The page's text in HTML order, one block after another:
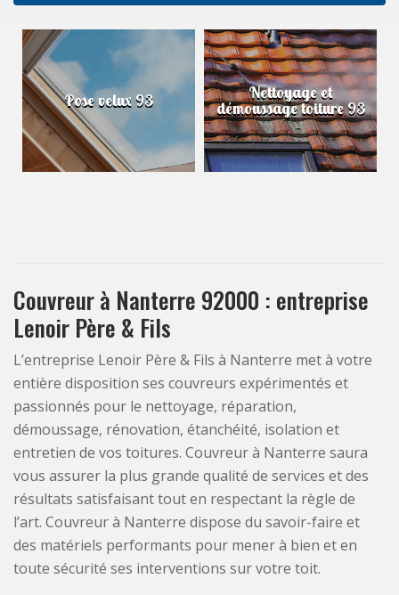
Pose velux 93 Nettoyage et
démoussage toiture 93
Couvreur à Nanterre 92000 : entreprise
Lenoir Père & Fils
L’entreprise Lenoir Père & Fils à Nanterre met à votre
entière disposition ses couvreurs expérimentés et
passionnés pour le nettoyage, réparation,
démoussage, rénovation, étanchéité, isolation et
entretien de vos toitures. Couvreur à Nanterre saura
vous assurer la plus grande qualité de services et des
résultats satisfaisant tout en respectant la règle de
l’art. Couvreur à Nanterre dispose du savoir-faire et
des matériels performants pour mener à bien et en
toute sécurité ses interventions sur votre toit.